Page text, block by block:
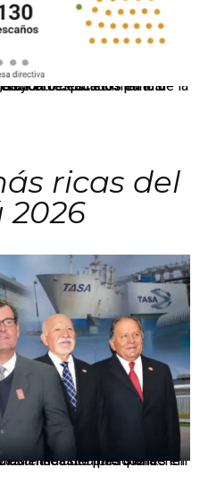
130 diputados en las Elecciones Generales 2026, tras el restablecimiento de la Bicameralidad.
ricas del
2026
Áncash mediante inversiones en comercio, educación, salud e industria pesquera.